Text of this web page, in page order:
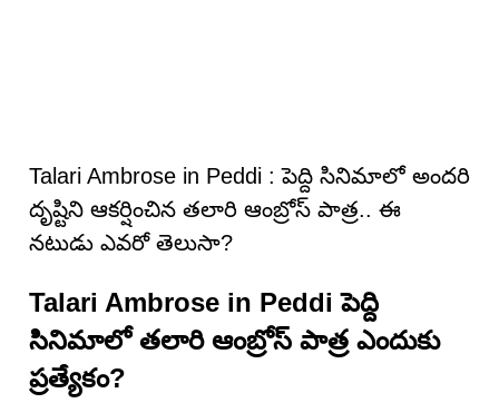
Talari Ambrose in Peddi : పెద్ది సినిమాలో అందరి
దృష్టిని ఆకర్షించిన తలారి ఆంబ్రోస్ పాత్ర.. ఈ
నటుడు ఎవరో తెలుసా?
Talari Ambrose in Peddi పెద్ది
సినిమాలో తలారి ఆంబ్రోస్ పాత్ర ఎందుకు
ప్రత్యేకం?